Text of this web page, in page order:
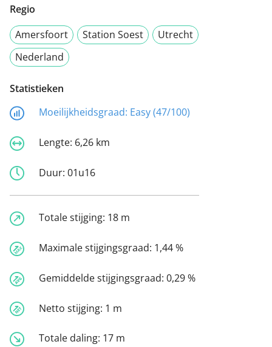
Regio
Amersfoort
Station Soest
Utrecht
Nederland
Statistieken
Moeilijkheidsgraad: Easy (47/100)
Lengte: 6,26 km
Duur: 01u16
Totale stijging: 18 m
Maximale stijgingsgraad: 1,44 %
Gemiddelde stijgingsgraad: 0,29 %
Netto stijging: 1 m
Totale daling: 17 m